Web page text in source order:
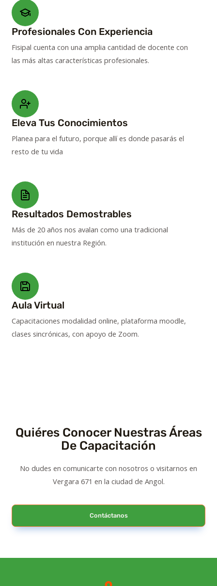
Profesionales Con Experiencia
Fisipal cuenta con una amplia cantidad de docente con
las más altas características profesionales.
Eleva Tus Conocimientos
Planea para el futuro, porque allí es donde pasarás el
resto de tu vida
Resultados Demostrables
Más de 20 años nos avalan como una tradicional
institución en nuestra Región.
Aula Virtual
Capacitaciones modalidad online, plataforma moodle,
clases sincrónicas, con apoyo de Zoom.
Quiéres Conocer Nuestras Áreas
De Capacitación
No dudes en comunicarte con nosotros o visitarnos en
Vergara 671 en la ciudad de Angol.
Contáctanos